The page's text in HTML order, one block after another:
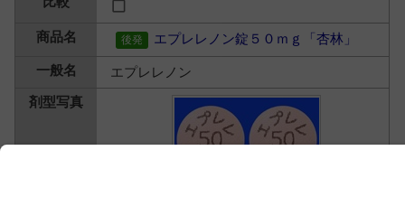
エプレレノン錠５０ｍｇ「杏林」
エプレレノン